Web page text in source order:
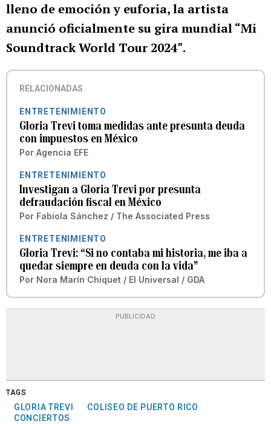
lleno de emoción y euforia, la artista
anunció oficialmente su gira mundial “Mi
Soundtrack World Tour 2024″.
RELACIONADAS
ENTRETENIMIENTO
Gloria Trevi toma medidas ante presunta deuda
con impuestos en México
Por Agencia EFE
ENTRETENIMIENTO
Investigan a Gloria Trevi por presunta
defraudación fiscal en México
Por Fabiola Sánchez / The Associated Press
ENTRETENIMIENTO
Gloria Trevi: “Si no contaba mi historia, me iba a
quedar siempre en deuda con la vida”
Por Nora Marín Chiquet / El Universal / GDA
PUBLICIDAD
TAGS
GLORIA TREVI
COLISEO DE PUERTO RICO
CONCIERTOS